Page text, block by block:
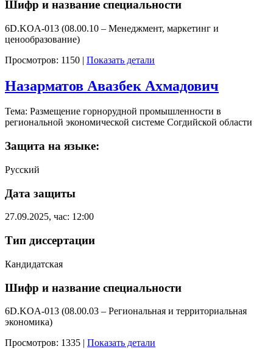
Шифр и название специальности
6D.KOA-013 (08.00.10 – Менеджмент, маркетинг и
ценообразование)
Просмотров: 1150 | Показать детали
Назарматов Авазбек Ахмадович
Тема: Размещение горнорудной промышленности в
региональной экономической системе Согдийской области
Защита на языке:
Русский
Дата защиты
27.09.2025, час: 12:00
Тип диссертации
Кандидатская
Шифр и название специальности
6D.KOA-013 (08.00.03 – Региональная и территориальная
экономика)
Просмотров: 1335 | Показать детали